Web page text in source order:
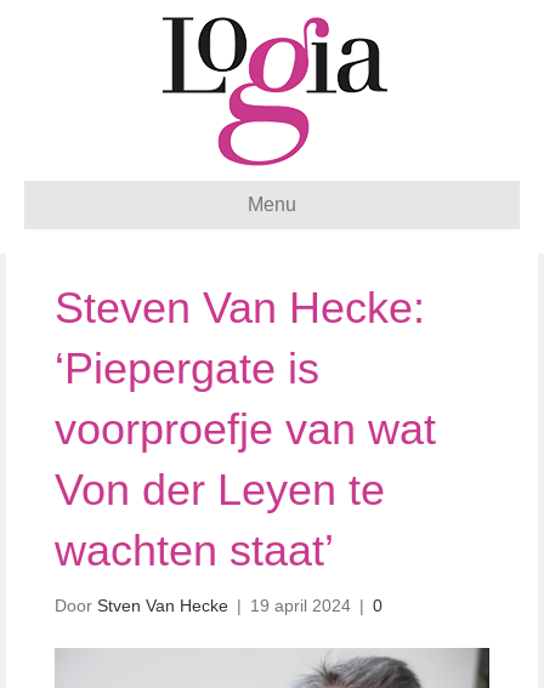
Menu
Steven Van Hecke:
‘Piepergate is
voorproefje van wat
Von der Leyen te
wachten staat’
Door Stven Van Hecke | 19 april 2024 | 0